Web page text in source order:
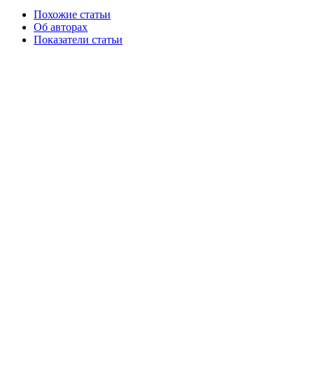
Похожие статьи
Об авторах
Показатели статьи